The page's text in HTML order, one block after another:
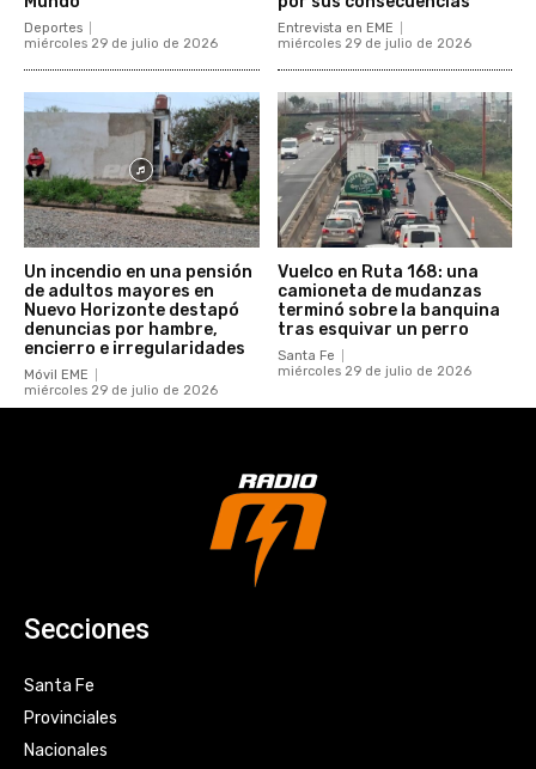
Deportes
miércoles 29 de julio de 2026
Entrevista en EME
miércoles 29 de julio de 2026
Un incendio en una pensión
de adultos mayores en
Nuevo Horizonte destapó
denuncias por hambre,
encierro e irregularidades
Móvil EME
miércoles 29 de julio de 2026
Vuelco en Ruta 168: una
camioneta de mudanzas
terminó sobre la banquina
tras esquivar un perro
Santa Fe
miércoles 29 de julio de 2026
Secciones
Santa Fe
Provinciales
Nacionales